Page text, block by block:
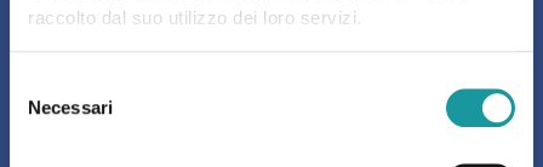
raccolto dal suo utilizzo dei loro servizi.
delNecessari